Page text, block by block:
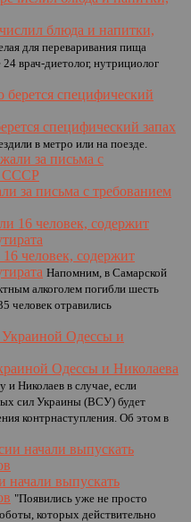
блюда и напитки,
для переваривания пища
врач-диетолог, нутрициолог
специфический запах
в метро или на поезде.
за письма с требованием
человек, содержит
Напомним, в Самарской
алкоголем погибли шесть
человек отравились
Одессы и Николаева
и Николаев в случае, если
сил Украины (ВСУ) будет
контрнаступления. Об этом в
начали выпускать
"Появились уже не просто
которых действительно